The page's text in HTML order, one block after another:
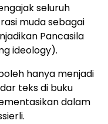
seluruh
muda sebagai
Pancasila
ideology).
hanya menjadi
teks di buku
dalam